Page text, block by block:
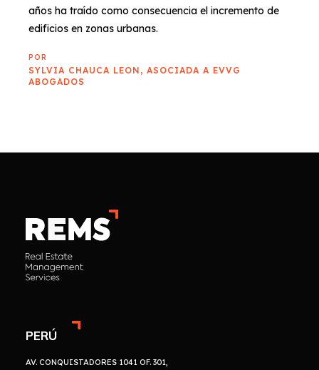
años ha traído como consecuencia el incremento de
edificios en zonas urbanas.
POR
SYLVIA CHAUCA LEON, ASOCIADA A EVVG
ABOGADOS
PERÚ
AV. CONQUISTADORES 1041 OF. 301,